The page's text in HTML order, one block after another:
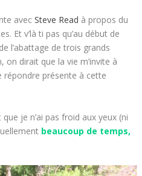
avecSteve Read à propos du
Et v’là ti pas qu’au début de
l’abattage de trois grands
on dirait que la vie m’invite à
répondre présente à cette
je n’ai pas froid aux yeux (ni
beaucoup de temps,